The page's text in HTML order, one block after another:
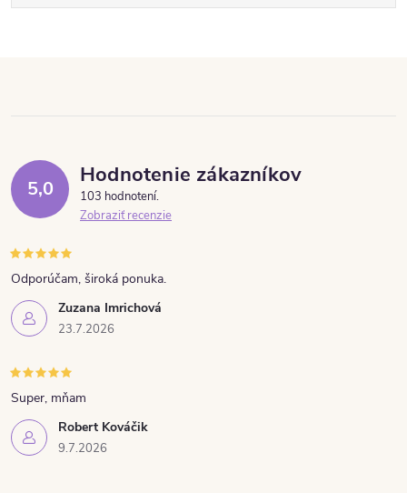
5,0
Hodnotenie zákazníkov
103 hodnotení
Zobraziť recenzie
Zuzana Imrichová
23.7.2026
Odporúčam, široká ponuka.
Robert Kováčik
9.7.2026
Super, mňam